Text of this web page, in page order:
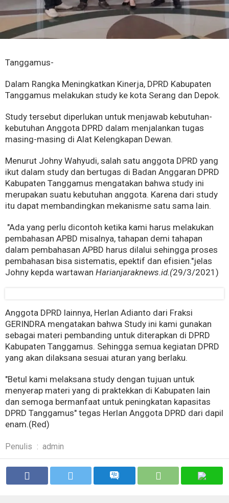
Tanggamus-
Dalam Rangka Meningkatkan Kinerja, DPRD Kabupaten
Tanggamus melakukan study ke kota Serang dan Depok.
Study tersebut diperlukan untuk menjawab kebutuhan-
kebutuhan Anggota DPRD dalam menjalankan tugas
masing-masing di Alat Kelengkapan Dewan.
Menurut Johny Wahyudi, salah satu anggota DPRD yang
ikut dalam study dan bertugas di Badan Anggaran DPRD
Kabupaten Tanggamus mengatakan bahwa study ini
merupakan suatu kebutuhan anggota. Karena dari study
itu dapat membandingkan mekanisme satu sama lain.
"Ada yang perlu dicontoh ketika kami harus melakukan
pembahasan APBD misalnya, tahapan demi tahapan
dalam pembahasan APBD harus dilalui sehingga proses
pembahasan bisa sistematis, epektif dan efisien."jelas
Johny kepda wartawan Harianjaraknews.id.(29/3/2021)
Anggota DPRD lainnya, Herlan Adianto dari Fraksi
GERINDRA mengatakan bahwa Study ini kami gunakan
sebagai materi pembanding untuk diterapkan di DPRD
Kabupaten Tanggamus. Sehingga semua kegiatan DPRD
yang akan dilaksana sesuai aturan yang berlaku.
"Betul kami melaksana study dengan tujuan untuk
menyerap materi yang di praktekkan di Kabupaten lain
dan semoga bermanfaat untuk peningkatan kapasitas
DPRD Tanggamus" tegas Herlan Anggota DPRD dari dapil
enam.(Red)
Penulis : admin